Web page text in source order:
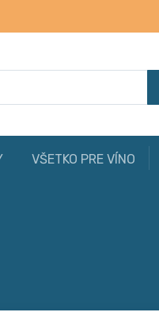
VŠETKO PRE VÍNO